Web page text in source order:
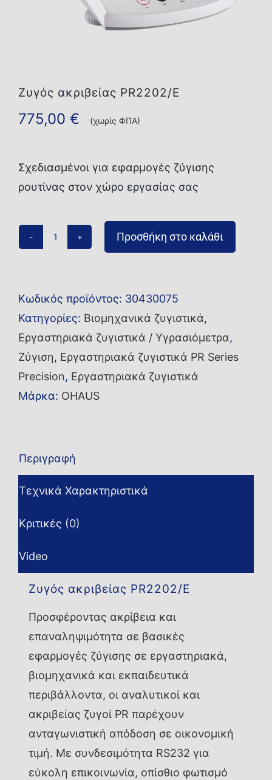
Ζυγός ακριβείας PR2202/E
775,00 € (χωρίς ΦΠΑ)
Σχεδιασμένοι για εφαρμογές ζύγισης
ρουτίνας στον χώρο εργασίας σας
ποσότητα
Προσθήκη στο καλάθι
Κωδικός προϊόντος: 30430075
Κατηγορίες: Βιομηχανικά ζυγιστικά,
Εργαστηριακά ζυγιστικά / Υγρασιόμετρα,
Ζύγιση, Εργαστηριακά ζυγιστικά PR Series
Precision, Εργαστηριακά ζυγιστικά
Μάρκα: OHAUS
Περιγραφή
Τεχνικά Χαρακτηριστικά
Κριτικές (0)
Video
Ζυγός ακριβείας PR2202/E
Προσφέροντας ακρίβεια και
επαναληψιμότητα σε βασικές
εφαρμογές ζύγισης σε εργαστηριακά,
βιομηχανικά και εκπαιδευτικά
περιβάλλοντα, οι αναλυτικοί και
ακριβείας ζυγοί PR παρέχουν
ανταγωνιστική απόδοση σε οικονομική
τιμή. Με συνδεσιμότητα RS232 για
εύκολη επικοινωνία, οπίσθιο φωτισμό